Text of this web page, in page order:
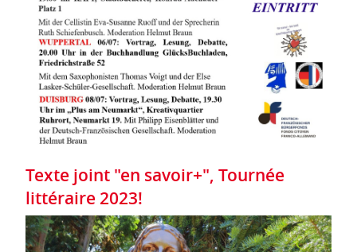
Texte joint "en savoir+", Tournée
littéraire 2023!